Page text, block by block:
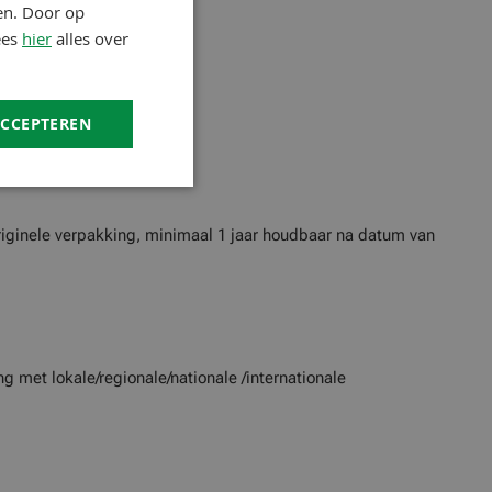
afwasmiddel..
verpakking, minimaal 1 jaar houdbaar na datum van
met lokale/regionale/nationale /internationale
Door op
hier alles over